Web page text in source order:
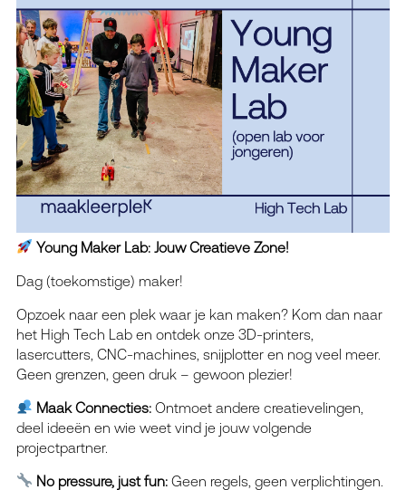
Young Maker Lab: Jouw Creatieve Zone!
Dag (toekomstige) maker!
Opzoek naar een plek waar je kan maken? Kom dan naar
het High Tech Lab en ontdek onze 3D-printers,
lasercutters, CNC-machines, snijplotter en nog veel meer.
Geen grenzen, geen druk – gewoon plezier!
Maak Connecties: Ontmoet andere creatievelingen,
deel ideeën en wie weet vind je jouw volgende
projectpartner.
No pressure, just fun: Geen regels, geen verplichtingen.